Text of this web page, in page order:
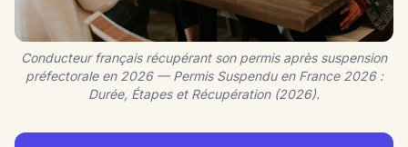
Conducteur français récupérant son permis après suspension
préfectorale en 2026 — Permis Suspendu en France 2026 :
Durée, Étapes et Récupération (2026).